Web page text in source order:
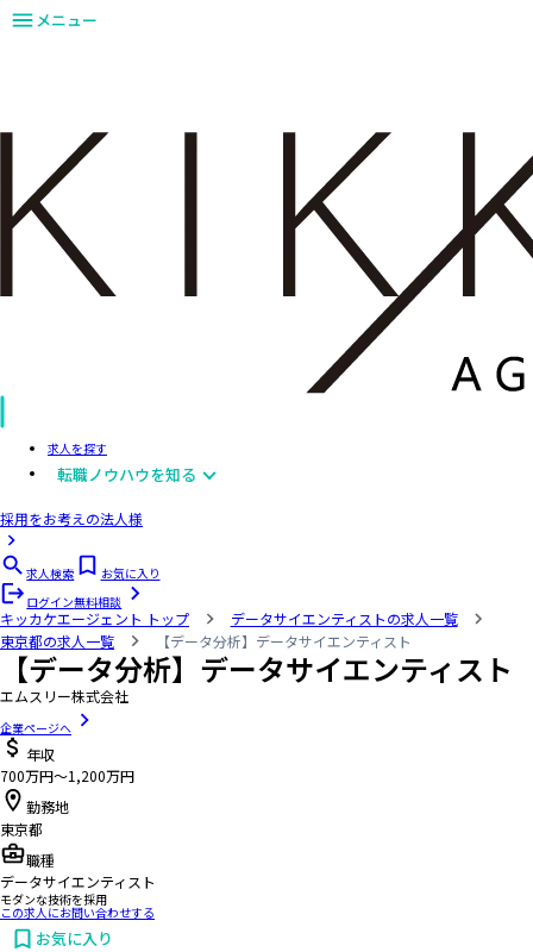
メニュー
求人を探す
転職ノウハウを知る
採用をお考えの法人様
求人検索
お気に入り
ログイン無料相談
キッカケエージェント トップ
データサイエンティストの求人一覧
東京都の求人一覧
【データ分析】データサイエンティスト
【データ分析】データサイエンティスト
エムスリー株式会社
企業ページへ
年収
700万円〜1,200万円
勤務地
東京都
職種
データサイエンティスト
モダンな技術を採用
この求人にお問い合わせする
お気に入り